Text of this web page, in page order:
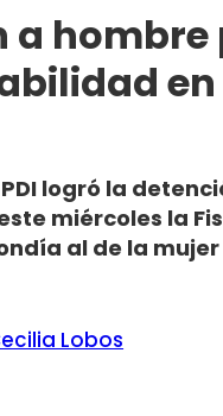
a
logró la
miércoles la
al de la
Lobos